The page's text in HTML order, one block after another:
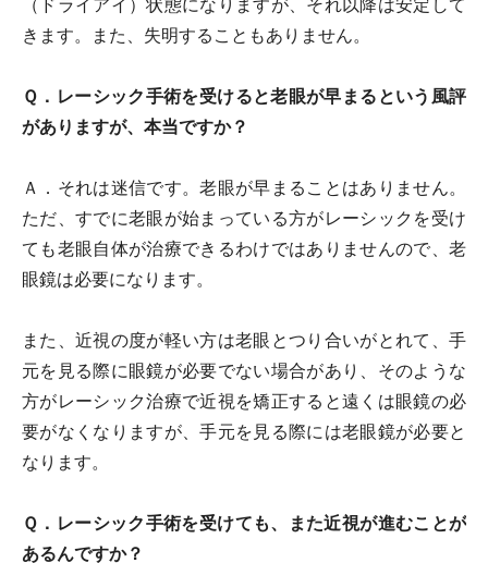
（ドライアイ）状態になりますが、それ以降は安定して
きます。また、失明することもありません。
Ｑ．レーシック手術を受けると老眼が早まるという風評
がありますが、本当ですか？
Ａ．それは迷信です。老眼が早まることはありません。
ただ、すでに老眼が始まっている方がレーシックを受け
ても老眼自体が治療できるわけではありませんので、老
眼鏡は必要になります。
また、近視の度が軽い方は老眼とつり合いがとれて、手
元を見る際に眼鏡が必要でない場合があり、そのような
方がレーシック治療で近視を矯正すると遠くは眼鏡の必
要がなくなりますが、手元を見る際には老眼鏡が必要と
なります。
Ｑ．レーシック手術を受けても、また近視が進むことが
あるんですか？